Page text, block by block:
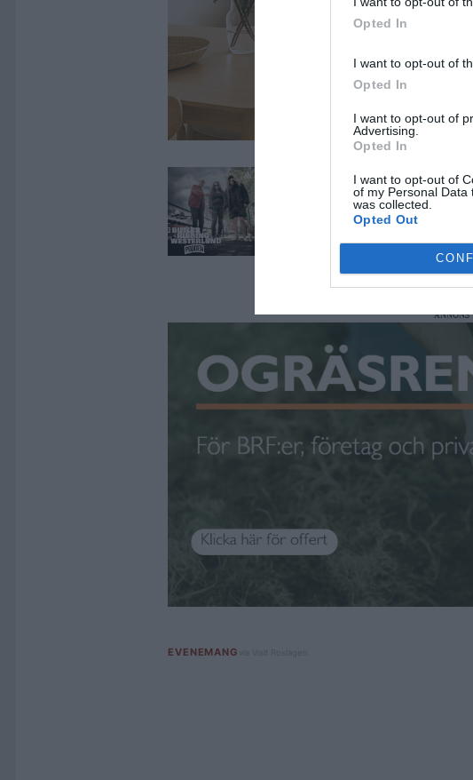
Opted In
I want to opt-out of
Opted In
I want to opt-out of
Advertising.
Opted In
I want to opt-out of
of my Personal Data
was collected.
Opted Out
ANNONS